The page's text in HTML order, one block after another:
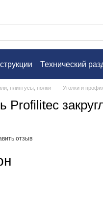
Технический
плинтусы, полки Уголки и
Profilitec
отзыв